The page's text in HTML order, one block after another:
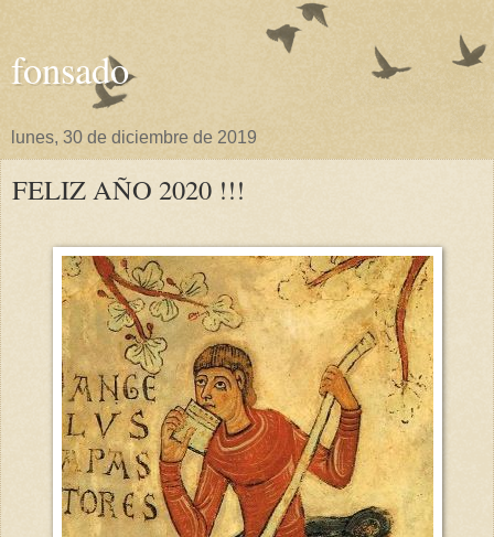
fonsado
lunes, 30 de diciembre de 2019
FELIZ AÑO 2020 !!!